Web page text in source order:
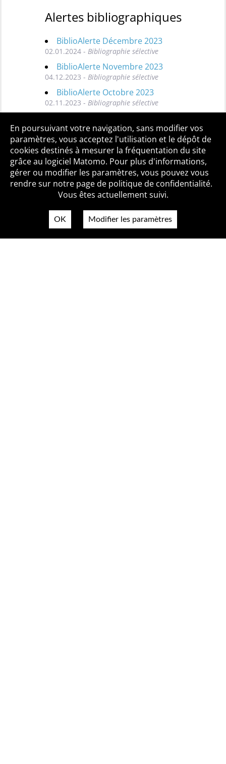
Alertes bibliographiques
BiblioAlerte Décembre 2023
02.01.2024 - Bibliographie sélective
BiblioAlerte Novembre 2023
04.12.2023 - Bibliographie sélective
BiblioAlerte Octobre 2023
02.11.2023 - Bibliographie sélective
Toutes les BiblioAlertes
Qui sommes-nous ? Mentions légales
Accessibilité
Politique de confidentialité
Contact
En poursuivant votre navigation, sans modifier vos
paramètres, vous acceptez l'utilisation et le dépôt de
cookies destinés à mesurer la fréquentation du site
grâce au logiciel Matomo. Pour plus d'informations,
gérer ou modifier les paramètres, vous pouvez vous
rendre sur notre page de politique de confidentialité.
Vous êtes actuellement suivi.
OK Modifier les paramètres